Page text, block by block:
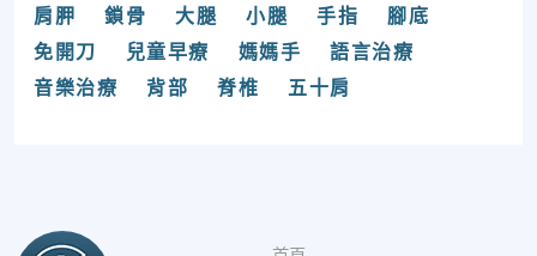
肩胛
鎖骨 大腿 小腿 手指
腳底
免開刀
兒童早療 媽媽手
語言治療
音樂治療
背部 脊椎 五十肩